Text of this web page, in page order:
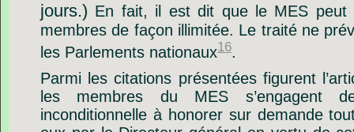
jours.) En fait, il est dit que le MES peut
membres de façon illimitée. Le traité ne
les Parlements nationaux16.
Parmi les citations présentées figurent
les membres du MES s’engagent
inconditionnelle à honorer sur demande